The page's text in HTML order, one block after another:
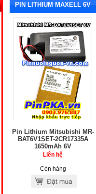
PIN LITHIUM MAXELL 6V
Pin Lithium Mitsubishi MR-
BAT6V1SET-2CR17335A
1650mAh 6V
Liên hệ
Còn hàng